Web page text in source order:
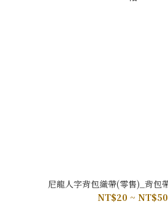
尼龍人字背包織帶(零售)_背包
NT$20 ~ NT$50